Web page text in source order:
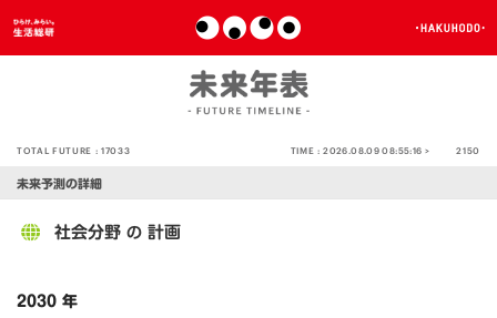
TOTAL FUTURE :17033 TIME :2026.08.09 08:55:16 > 2150
未来予測の詳細
社会分野 の 計画
2030 年